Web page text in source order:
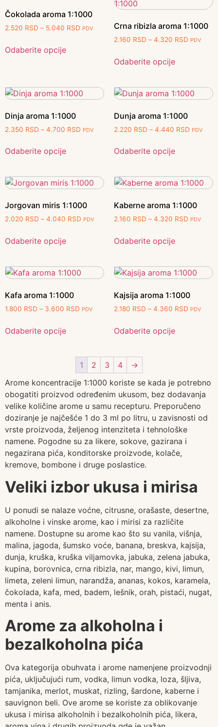
Čokolada aroma 1:1000
2.520 RSD – 5.040 RSD PDV
Odaberite opcije
Crna ribizla aroma 1:1000
2.160 RSD – 4.320 RSD PDV
Odaberite opcije
Dinja aroma 1:1000
2.350 RSD – 4.700 RSD PDV
Odaberite opcije
Dunja aroma 1:1000
2.220 RSD – 4.440 RSD PDV
Odaberite opcije
Jorgovan miris 1:1000
2.020 RSD – 4.040 RSD PDV
Odaberite opcije
Kaberne aroma 1:1000
2.160 RSD – 4.320 RSD PDV
Odaberite opcije
Kafa aroma 1:1000
1.800 RSD – 3.600 RSD PDV
Odaberite opcije
Kajsija aroma 1:1000
2.180 RSD – 4.360 RSD PDV
Odaberite opcije
1 2 3 4
→
Arome koncentracije 1:1000 koriste se kada je potrebno
obogatiti proizvod određenim ukusom, bez dodavanja
velike količine arome u samu recepturu. Preporučeno
doziranje je najčešće 1 do 3 ml po litru, u zavisnosti od
vrste proizvoda, željenog intenziteta i tehnološke
namene. Pogodne su za likere, sokove, gazirana i
negazirana pića, konditorske proizvode, kolače,
kremove, bombone i druge poslastice.
Veliki izbor ukusa i mirisa
U ponudi se nalaze voćne, citrusne, orašaste, desertne,
alkoholne i vinske arome, kao i mirisi za različite
namene. Dostupne su arome kao što su vanila, višnja,
malina, jagoda, šumsko voće, banana, breskva, kajsija,
dunja, kruška, kruška viljamovka, jabuka, zelena jabuka,
kupina, borovnica, crna ribizla, nar, mango, kivi, limun,
limeta, zeleni limun, narandža, ananas, kokos, karamela,
čokolada, kafa, med, badem, lešnik, orah, pistaći, nugat,
menta i anis.
Arome za alkoholna i
bezalkoholna pića
Ova kategorija obuhvata i arome namenjene proizvodnji
pića, uključujući rum, vodka, limun vodka, loza, šljiva,
tamjanika, merlot, muskat, rizling, šardone, kaberne i
sauvignon beli. Ove arome se koriste za oblikovanje
ukusa i mirisa alkoholnih i bezalkoholnih pića, likera,